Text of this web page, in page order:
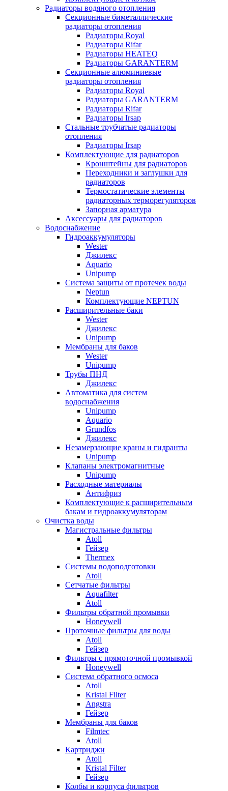
Радиаторы водяного отопления
Секционные биметаллические
радиаторы отопления
Радиаторы Royal
Радиаторы Rifar
Радиаторы HEATEQ
Радиаторы GARANTERM
Секционные алюминиевые
радиаторы отопления
Радиаторы Royal
Радиаторы GARANTERM
Радиаторы Rifar
Радиаторы Irsap
Стальные трубчатые радиаторы
отопления
Радиаторы Irsap
Комплектующие для радиаторов
Кронштейны для радиаторов
Переходники и заглушки для
радиаторов
Термостатические элементы
радиаторных терморегуляторов
Запорная арматура
Аксессуары для радиаторов
Водоснабжение
Гидроаккумуляторы
Wester
Джилекс
Aquario
Unipump
Система защиты от протечек воды
Neptun
Комплектующие NEPTUN
Расширительные баки
Wester
Джилекс
Unipump
Мембраны для баков
Wester
Unipump
Трубы ПНД
Джилекс
Автоматика для систем
водоснабжения
Unipump
Aquario
Grundfos
Джилекс
Незамерзающие краны и гидранты
Unipump
Клапаны электромагнитные
Unipump
Расходные материалы
Антифриз
Комплектующие к расширительным
бакам и гидроаккумуляторам
Очистка воды
Магистральные фильтры
Atoll
Гейзер
Thermex
Системы водоподготовки
Atoll
Сетчатые фильтры
Aquafilter
Atoll
Фильтры обратной промывки
Honeywell
Проточные фильтры для воды
Atoll
Гейзер
Фильтры с прямоточной промывкой
Honeywell
Система обратного осмоса
Atoll
Kristal Filter
Angstra
Гейзер
Мембраны для баков
Filmtec
Atoll
Картриджи
Atoll
Kristal Filter
Гейзер
Колбы и корпуса фильтров